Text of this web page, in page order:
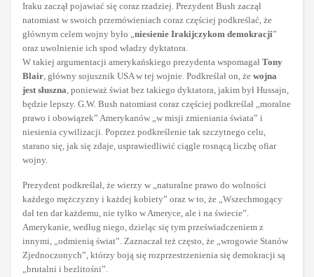
Iraku zaczął pojawiać się coraz rzadziej. Prezydent Bush zaczął
natomiast w swoich przemówieniach coraz częściej podkreślać, że
głównym celem wojny było „niesienie Irakijczykom demokracji”
oraz uwolnienie ich spod władzy dyktatora.
W takiej argumentacji amerykańskiego prezydenta wspomagał Tony
Blair, główny sojusznik USA w tej wojnie. Podkreślał on, że wojna
jest słuszna, ponieważ świat bez takiego dyktatora, jakim był Hussajn,
będzie lepszy. G.W. Bush natomiast coraz częściej podkreślał „moralne
prawo i obowiązek” Amerykanów „w misji zmieniania świata” i
niesienia cywilizacji. Poprzez podkreślenie tak szczytnego celu,
starano się, jak się zdaje, usprawiedliwić ciągle rosnącą liczbę ofiar
wojny.
Prezydent podkreślał, że wierzy w „naturalne prawo do wolności
każdego mężczyzny i każdej kobiety” oraz w to, że „Wszechmogący
dał ten dar każdemu, nie tylko w Ameryce, ale i na świecie”.
Amerykanie, według niego, dzieląc się tym przeświadczeniem z
innymi, „odmienią świat”. Zaznaczał też często, że „wrogowie Stanów
Zjednoczonych”, którzy boją się rozprzestrzenienia się demokracji są
„brutalni i bezlitośni”.